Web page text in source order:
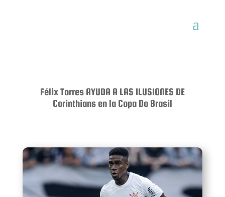
Félix Torres AYUDA A LAS ILUSIONES DE
Corinthians en la Copa Do Brasil